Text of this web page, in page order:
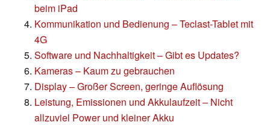
beim iPad
Kommunikation und Bedienung – Teclast-Tablet mit
4G
Software und Nachhaltigkeit – Gibt es Updates?
Kameras – Kaum zu gebrauchen
Display – Großer Screen, geringe Auflösung
Leistung, Emissionen und Akkulaufzeit – Nicht
allzuviel Power und kleiner Akku